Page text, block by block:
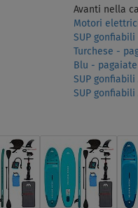
Avanti nella
Motori
SUP gonfiabili
Turchese -
Blu -
SUP gonfiabili
SUP gonfiabili